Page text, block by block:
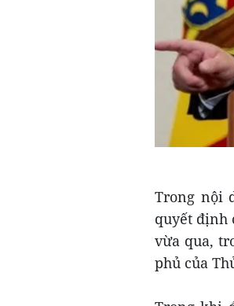
Trong nội
quyết định
vừa qua,
phủ của